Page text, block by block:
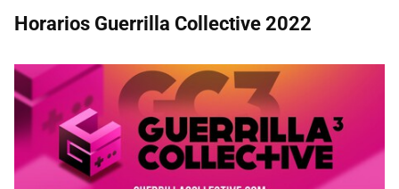
Horarios Guerrilla Collective 2022